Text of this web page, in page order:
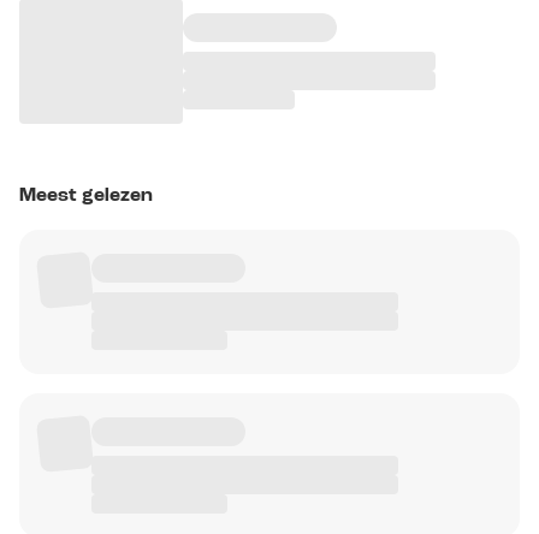
Meest gelezen